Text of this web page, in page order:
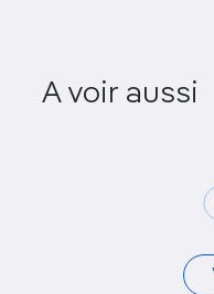
A voir aussi
De Soysa